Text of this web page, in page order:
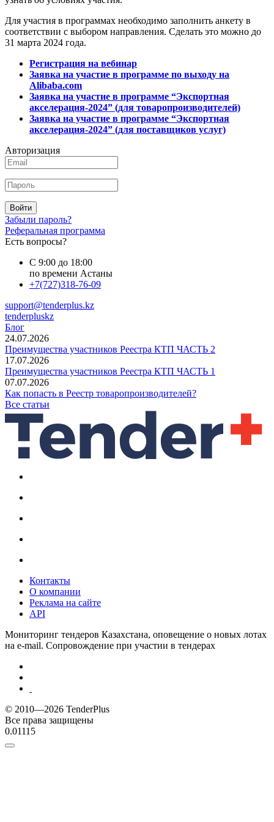
Для участия в программах необходимо заполнить анкету в
соответствии с выбором направления. Сделать это можно до
31 марта 2024 года.
Регистрация на вебинар
Заявка на участие в программе по выходу на
Alibaba.com
Заявка на участие в программе “Экспортная
акселерация-2024” (для товаропроизводителей)
Заявка на участие в программе “Экспортная
акселерация-2024” (для поставщиков услуг)
Авторизация
Войти
Забыли пароль?
Реферальная программа
Есть вопросы?
С 9:00 до 18:00
по времени Астаны
+7(727)318-76-09
support@tenderplus.kz
tenderpluskz
Блог
24.07.2026
Преимущества участников Реестра КТП ЧАСТЬ 2
17.07.2026
Преимущества участников Реестра КТП ЧАСТЬ 1
07.07.2026
Как попасть в Реестр товаропроизводителей?
Все статьи
Контакты
О компании
Реклама на сайте
API
Мониторинг тендеров Казахстана, оповещение о новых лотах
на e-mail. Сопровождение при участии в тендерах
© 2010—2026 TenderPlus
Все права защищены
0.01115